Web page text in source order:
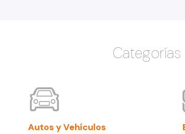
Categorías
Autos y Vehículos